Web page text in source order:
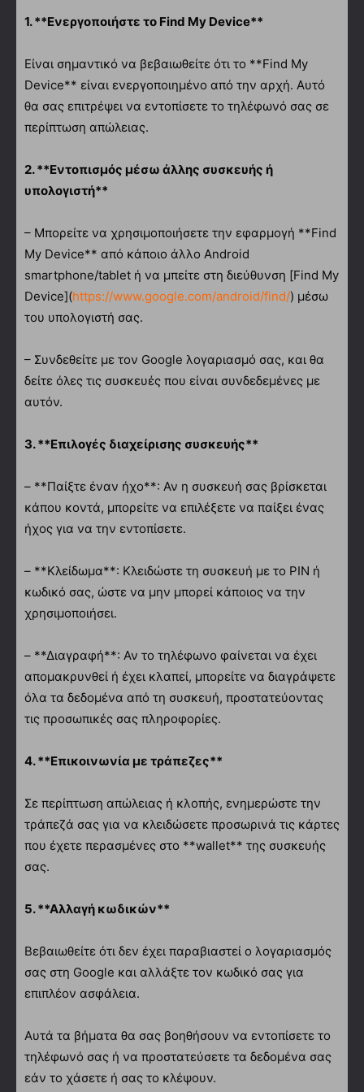
1. **Ενεργοποιήστε το Find My Device**
Είναι σημαντικό να βεβαιωθείτε ότι το **Find My
Device** είναι ενεργοποιημένο από την αρχή. Αυτό
θα σας επιτρέψει να εντοπίσετε το τηλέφωνό σας σε
περίπτωση απώλειας.
2. **Εντοπισμός μέσω άλλης συσκευής ή
υπολογιστή**
– Μπορείτε να χρησιμοποιήσετε την εφαρμογή **Find
My Device** από κάποιο άλλο Android
smartphone/tablet ή να μπείτε στη διεύθυνση [Find My
Device](https://www.google.com/android/find/) μέσω
του υπολογιστή σας.
– Συνδεθείτε με τον Google λογαριασμό σας, και θα
δείτε όλες τις συσκευές που είναι συνδεδεμένες με
αυτόν.
3. **Επιλογές διαχείρισης συσκευής**
– **Παίξτε έναν ήχο**: Αν η συσκευή σας βρίσκεται
κάπου κοντά, μπορείτε να επιλέξετε να παίξει ένας
ήχος για να την εντοπίσετε.
– **Κλείδωμα**: Κλειδώστε τη συσκευή με το PIN ή
κωδικό σας, ώστε να μην μπορεί κάποιος να την
χρησιμοποιήσει.
– **Διαγραφή**: Αν το τηλέφωνο φαίνεται να έχει
απομακρυνθεί ή έχει κλαπεί, μπορείτε να διαγράψετε
όλα τα δεδομένα από τη συσκευή, προστατεύοντας
τις προσωπικές σας πληροφορίες.
4. **Επικοινωνία με τράπεζες**
Σε περίπτωση απώλειας ή κλοπής, ενημερώστε την
τράπεζά σας για να κλειδώσετε προσωρινά τις κάρτες
που έχετε περασμένες στο **wallet** της συσκευής
σας.
5. **Αλλαγή κωδικών**
Βεβαιωθείτε ότι δεν έχει παραβιαστεί ο λογαριασμός
σας στη Google και αλλάξτε τον κωδικό σας για
επιπλέον ασφάλεια.
Αυτά τα βήματα θα σας βοηθήσουν να εντοπίσετε το
τηλέφωνό σας ή να προστατεύσετε τα δεδομένα σας
εάν το χάσετε ή σας το κλέψουν.